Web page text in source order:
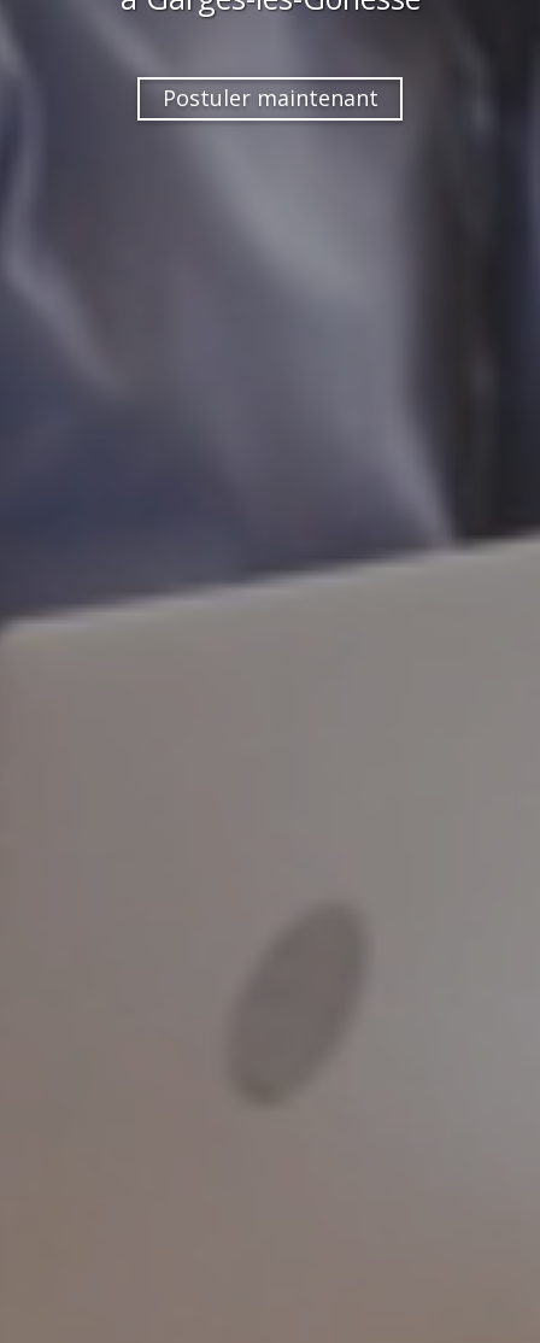
Postuler maintenant